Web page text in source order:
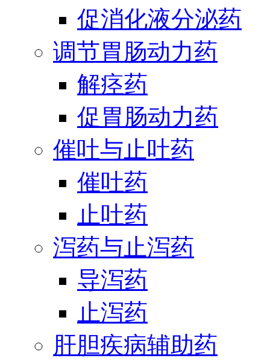
促消化液分泌药
调节胃肠动力药
解痉药
促胃肠动力药
催吐与止吐药
催吐药
止吐药
泻药与止泻药
导泻药
止泻药
肝胆疾病辅助药